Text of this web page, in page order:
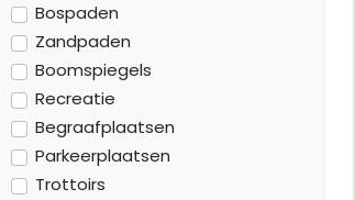
Bospaden
Zandpaden
Boomspiegels
Recreatie
Begraafplaatsen
Parkeerplaatsen
Trottoirs